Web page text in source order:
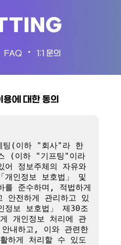
FAQ • 1:1 문의
에 대한 동의
팅(이하 "회사"라 한
(이하 "기프팅"이라
어 정보주체의 자유와
인정보 보호법」 및
를 준수하며, 적법하게
안전하게 관리하고 있
정보 보호법」 제30조
개인정보 처리에 관
내하고, 이와 관련한
하게 처리할 수 있도